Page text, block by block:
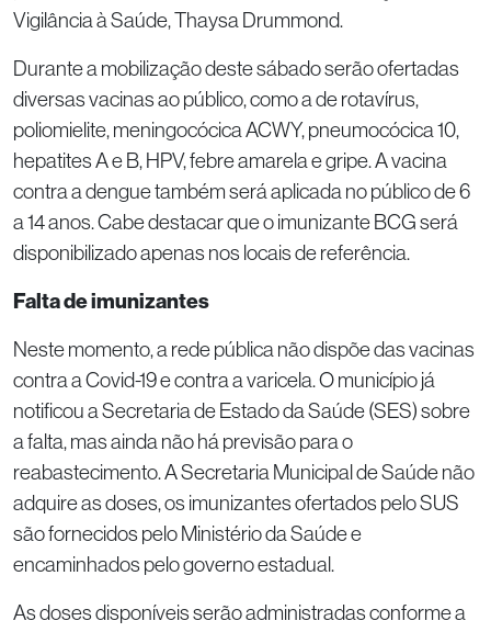
Vigilância à Saúde, Thaysa Drummond.
Durante a mobilização deste sábado serão ofertadas
diversas vacinas ao público, como a de rotavírus,
poliomielite, meningocócica ACWY, pneumocócica 10,
hepatites A e B, HPV, febre amarela e gripe. A vacina
contra a dengue também será aplicada no público de 6
a 14 anos. Cabe destacar que o imunizante BCG será
disponibilizado apenas nos locais de referência.
Falta de imunizantes
Neste momento, a rede pública não dispõe das vacinas
contra a Covid-19 e contra a varicela. O município já
notificou a Secretaria de Estado da Saúde (SES) sobre
a falta, mas ainda não há previsão para o
reabastecimento. A Secretaria Municipal de Saúde não
adquire as doses, os imunizantes ofertados pelo SUS
são fornecidos pelo Ministério da Saúde e
encaminhados pelo governo estadual.
As doses disponíveis serão administradas conforme a